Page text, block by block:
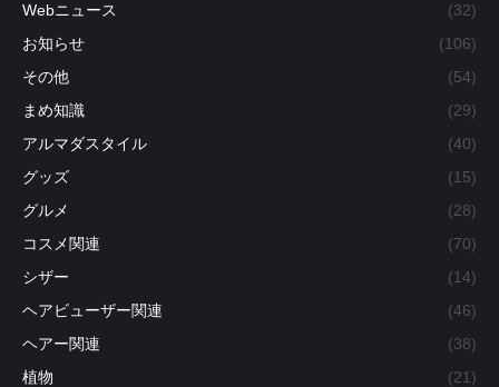
Webニュース
(32)
お知らせ
(106)
その他
(54)
まめ知識
(29)
アルマダスタイル
(40)
グッズ
(15)
グルメ
(28)
コスメ関連
(70)
シザー
(14)
ヘアビューザー関連
(46)
ヘアー関連
(38)
植物
(21)